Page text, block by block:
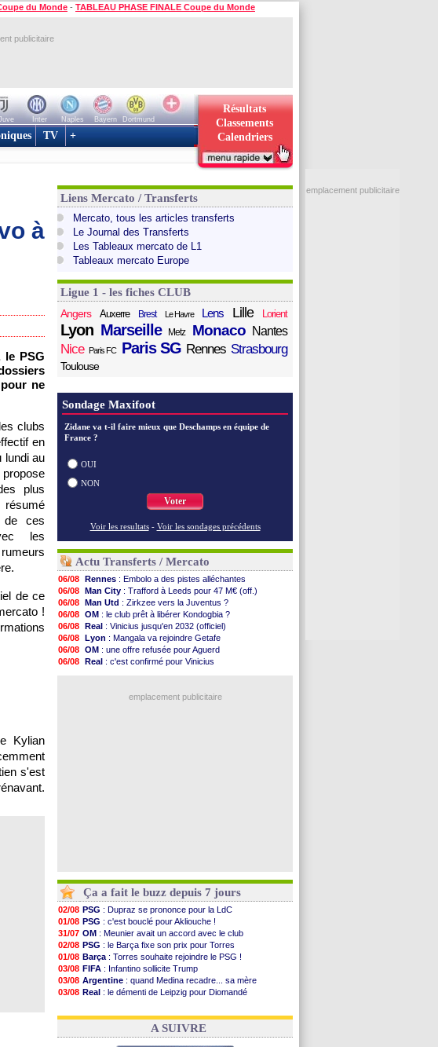
du Monde - TABLEAU PHASE FINALE Coupe du Monde
publicitaire
Inter Naples Bayern
Dortmund
Résultats
Classements
Calendriers
TV +
à
le PSG
ne
clubs
en
lundi au
plus
de ces
les
de ce
!
Kylian
s'est
Liens Mercato / Transferts
Mercato, tous les articles transferts
Le Journal des Transferts
Les Tableaux mercato de L1
Tableaux mercato Europe
Ligue 1 - les fiches CLUB
Angers
Auxerre Brest Le Havre Lens Lille Lorient
Lyon Marseille Metz Monaco Nantes
Nice Paris FC Paris SG Rennes Strasbourg
Toulouse
Sondage Maxifoot
Zidane va t-il faire mieux que Deschamps en équipe de
France ?
OUI
NON
Voter
Voir les resultats - Voir les sondages précédents
Actu Transferts / Mercato
06/08 Rennes : Embolo a des pistes alléchantes
06/08 Man City : Trafford à Leeds pour 47 M€ (off.)
06/08 Man Utd : Zirkzee vers la Juventus ?
06/08 OM : le club prêt à libérer Kondogbia ?
06/08 Real : Vinicius jusqu'en 2032 (officiel)
06/08 Lyon : Mangala va rejoindre Getafe
06/08 OM : une offre refusée pour Aguerd
06/08 Real : c'est confirmé pour Vinicius
: une offre pour Bulka
emplacement publicitaire
Ça a fait le buzz depuis 7 jours
02/08 PSG : Dupraz se prononce pour la LdC
01/08 PSG : c'est bouclé pour Akliouche !
31/07 OM : Meunier avait un accord avec le club
02/08 PSG : le Barça fixe son prix pour Torres
01/08 Barça : Torres souhaite rejoindre le PSG !
03/08 FIFA : Infantino sollicite Trump
03/08 Argentine : quand Medina recadre... sa mère
03/08 Real : le démenti de Leipzig pour Diomandé
31/07 FIFA: le conseiller d'Infantino démissionne !
A SUIVRE
emplacement publicitaire